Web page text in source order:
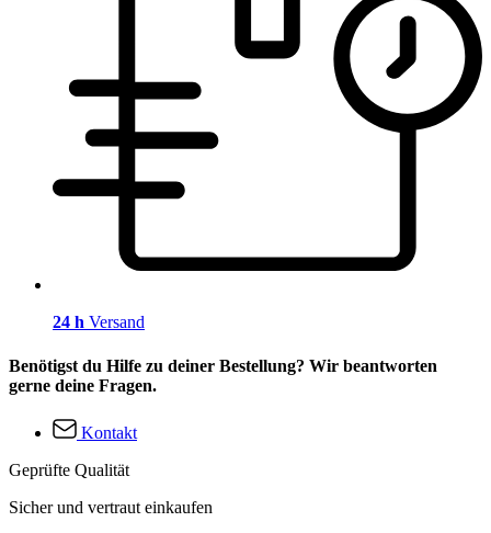
24 h Versand
Benötigst du Hilfe zu deiner Bestellung? Wir beantworten
gerne deine Fragen.
Kontakt
Geprüfte Qualität
Sicher und vertraut einkaufen